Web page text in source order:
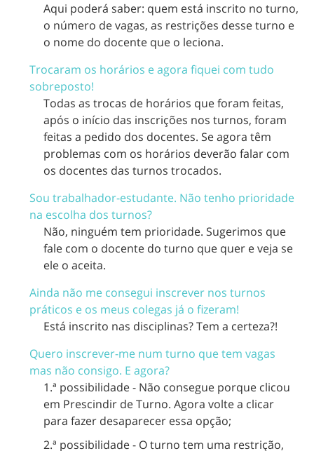
Aqui poderá saber: quem está inscrito no turno,
o número de vagas, as restrições desse turno e
o nome do docente que o leciona.
Trocaram os horários e agora fiquei com tudo
sobreposto!
Todas as trocas de horários que foram feitas,
após o início das inscrições nos turnos, foram
feitas a pedido dos docentes. Se agora têm
problemas com os horários deverão falar com
os docentes das turnos trocados.
Sou trabalhador-estudante. Não tenho prioridade
na escolha dos turnos?
Não, ninguém tem prioridade. Sugerimos que
fale com o docente do turno que quer e veja se
ele o aceita.
Ainda não me consegui inscrever nos turnos
práticos e os meus colegas já o fizeram!
Está inscrito nas disciplinas? Tem a certeza?!
Quero inscrever-me num turno que tem vagas
mas não consigo. E agora?
1.ª possibilidade - Não consegue porque clicou
em Prescindir de Turno. Agora volte a clicar
para fazer desaparecer essa opção;
2.ª possibilidade - O turno tem uma restrição,